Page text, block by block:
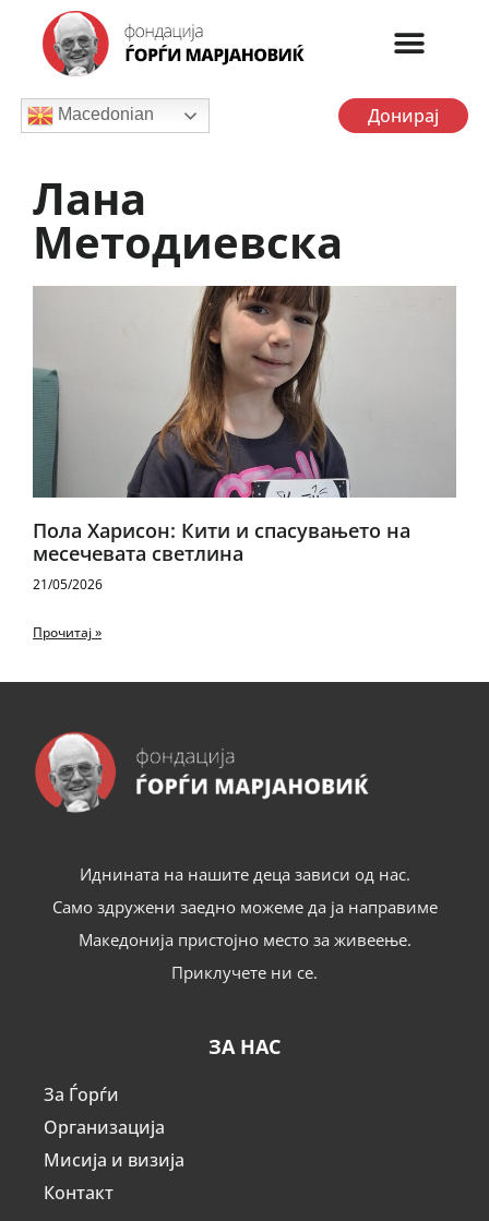
Macedonian Донирај
Лана
Методиевска
Пола Харисон: Кити и спасувањето на
месечевата светлина
21/05/2026
Прочитај »
Иднината на нашите деца зависи од нас.
Само здружени заедно можеме да ја направиме
Македонија пристојно место за живеење.
Приклучете ни се.
ЗА НАС
За Ѓорѓи
Организација
Мисија и визија
Контакт